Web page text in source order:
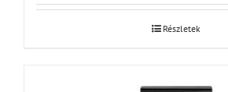
Részletek